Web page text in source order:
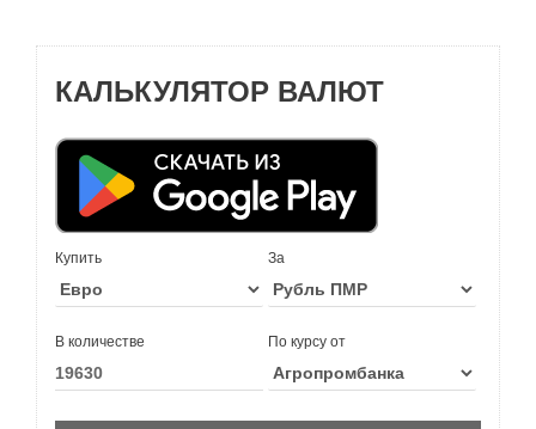
КАЛЬКУЛЯТОР ВАЛЮТ
Купить За
В количестве По курсу от